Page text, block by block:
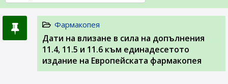
Фармакопея
Дати на влизане в сила на допълнения
11.4, 11.5 и 11.6 към единадесетото
издание на Европейската фармакопея